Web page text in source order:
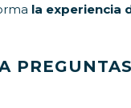
la experiencia
PREGUNTAS